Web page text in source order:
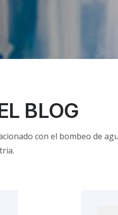
BLOG
con el bombeo de